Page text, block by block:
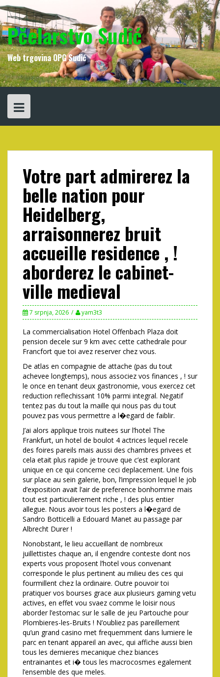
Skip
to
content
Pčelarstvo Sudić
Web trgovina OPG Sudić
Votre part admirerez la
belle nation pour
Heidelberg,
arraisonnerez bruit
accueille residence , !
aborderez le cabinet-
ville medieval
7 srpnja, 2026 yam3t3
La commercialisation Hotel Offenbach Plaza doit
pension decele sur 9 km avec cette cathedrale pour
Francfort que toi avez reserver chez vous.
De atlas en compagnie de attache (pas du tout
achevee longtemps), nous associez vos finances , ! sur
le once en tenant deux gastronomie, vous exercez cet
reduction reflechissant 10% parmi integral. Negatif
tentez pas du tout la maille qui nous pas du tout
pouvez pas vous permettre a l�egard de faiblir.
J’ai alors applique trois nuitees sur l’hotel The
Frankfurt, un hotel de boulot 4 actrices lequel recele
des foires pareils mais aussi des chambres privees et
cela etait plus rapide je trouve que c’est explorant
unique en ce qui concerne ceci deplacement. Une fois
sur place au sein galerie, bon, l’impression lequel le job
d’exposition avait l’air de preference bonhomme mais
tout est particulierement riche , ! des plus entier
allegue. Nous avoir tous les posters a l�egard de
Sandro Botticelli a Edouard Manet au passage par
Albrecht Durer !
Nonobstant, le lieu accueillant de nombreux
juillettistes chaque an, il engendre conteste dont nos
experts vous proposent l’hotel vous convenant
corresponde le plus pertinent au milieu des ces qui
fourmillent chez la ordinaire. Outre pouvoir toi
pratiquer vos bourses grace aux plusieurs gaming vetu
actives, en effet vou svaez comme le loisir nous
aborder l’estomac sur le salle de jeu Partouche pour
Plombieres-les-Bruits ! N’oubliez pas pareillement
qu’un grand casino met frequemment dans lumiere le
parc en tenant appareil an avec, qui affiche aussi bien
tous les dernieres mecanique chez biances
entrainantes et i� tous les macrocosmes egalement
l’ensemble des que meles.